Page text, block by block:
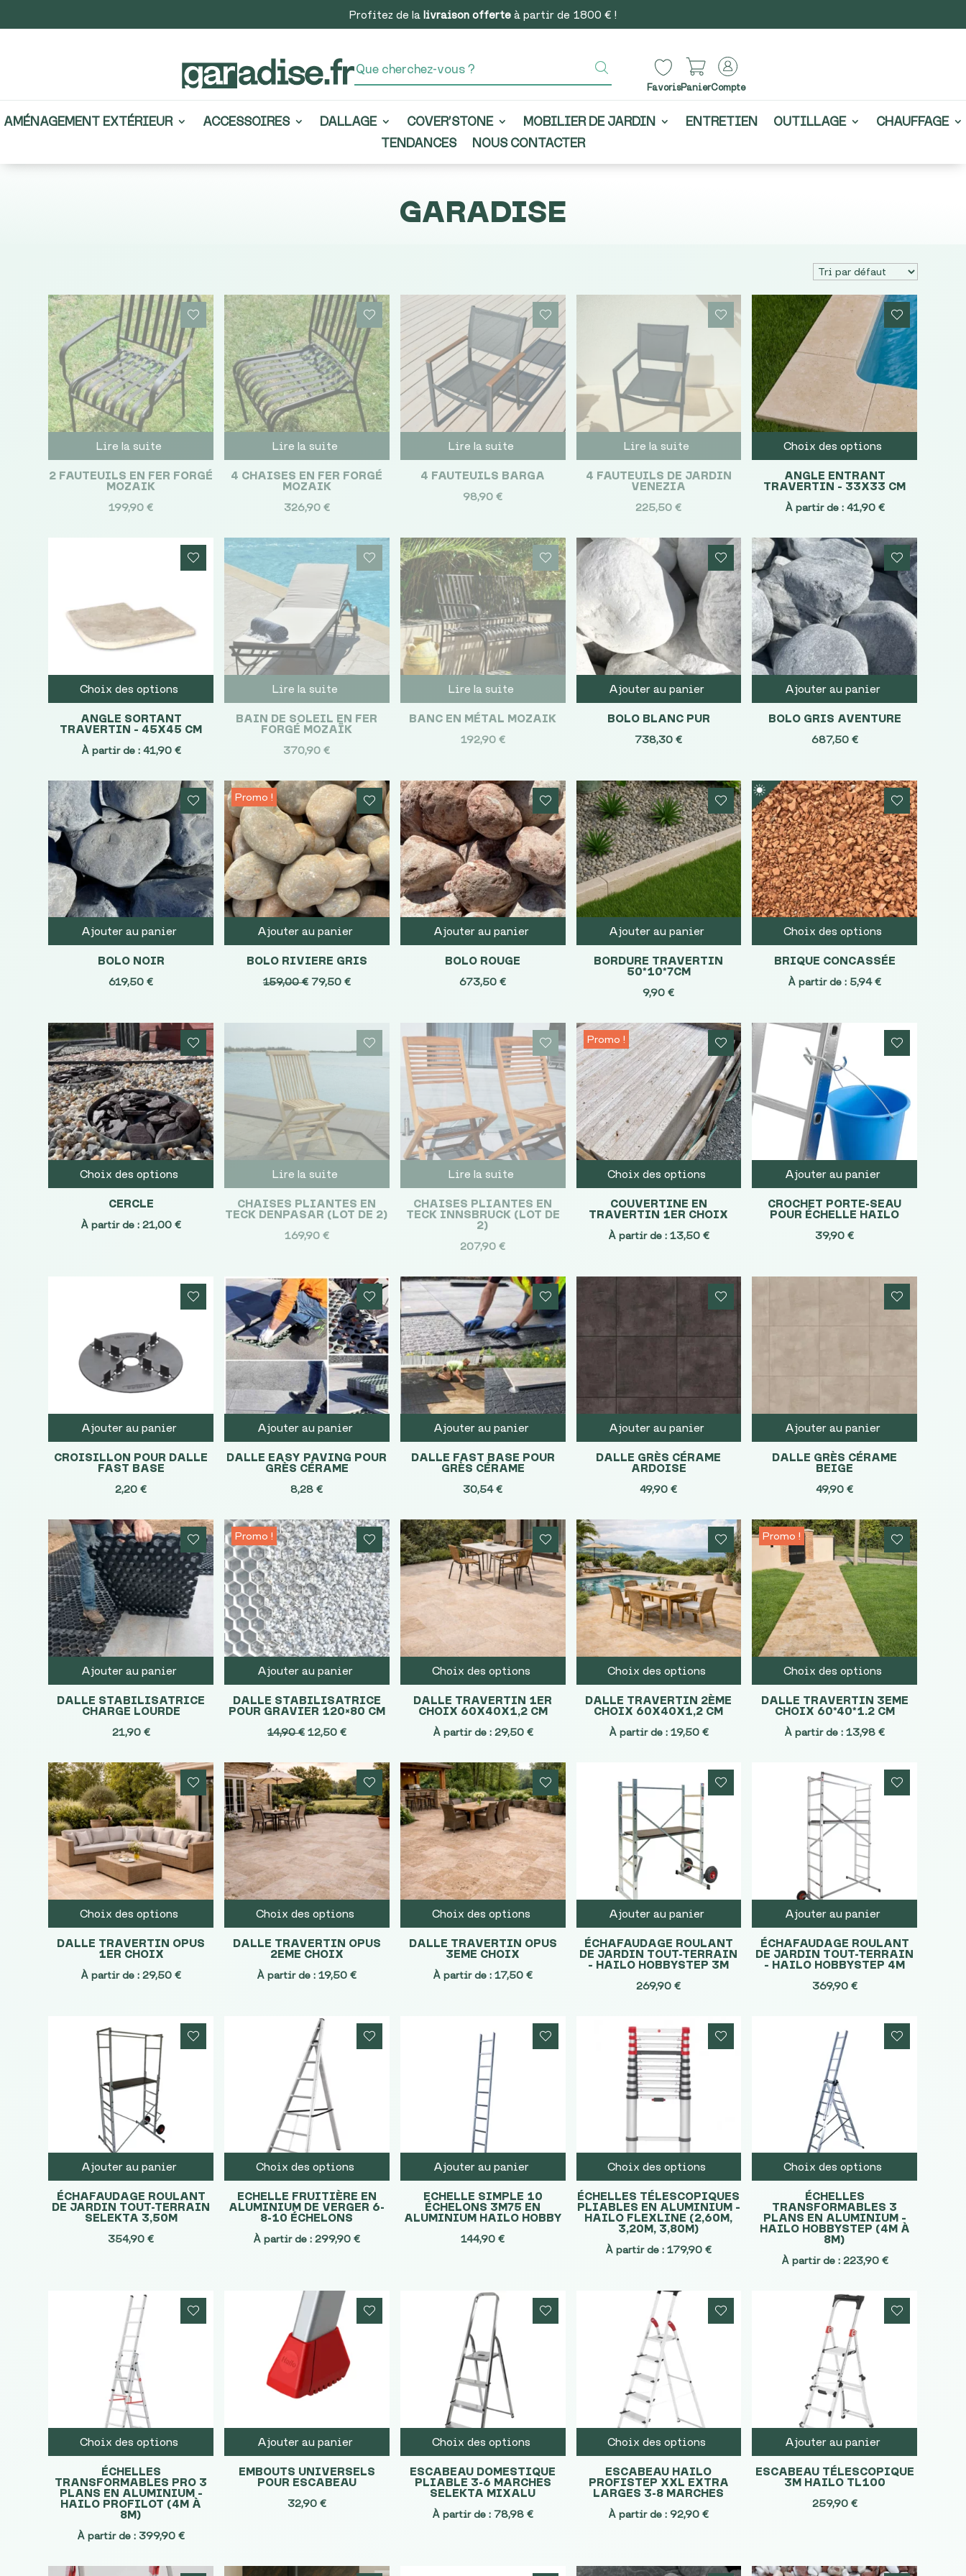
Profitez de la livraison offerte à partir de 1800 € !
FavorisPanierCompte
AMÉNAGEMENT EXTÉRIEUR ACCESSOIRES DALLAGE COVER’STONE MOBILIER DE JARDIN ENTRETIEN OUTILLAGE
CHAUFFAGE
TENDANCES
NOUS CONTACTER
GARADISE
Lire la suite
2 FAUTEUILS EN FER FORGÉ
MOZAIK
199,90€
Lire la suite
4 CHAISES EN FER FORGÉ
MOZAIK
326,90 €
Lire la suite
4 FAUTEUILS BARGA
98,90€
Lire la suite
4 FAUTEUILS DE JARDIN
VENEZIA
225,50€
Choix des options
ANGLE ENTRANT
TRAVERTIN – 33X33 CM
À partir de : 41,90 €
Choix des options
ANGLE SORTANT
TRAVERTIN – 45X45 CM
À partir de : 41,90 €
Lire la suite
BAIN DE SOLEIL EN FER
FORGÉ MOZAÏK
370,90€
Lire la suite
BANC EN MÉTAL MOZAIK
192,90 €
Ajouter au panier
BOLO BLANC PUR
738,30€
Ajouter au panier
BOLO GRIS AVENTURE
687,50 €
Ajouter au panier
BOLO NOIR
619,50€
Promo !
Ajouter au panier
BOLO RIVIERE GRIS
159,00€ Le
159,00 €.
79,50 €Le
est :
79,50 €.
Ajouter au panier
BOLO ROUGE
673,50€
Ajouter au panier
BORDURE TRAVERTIN
50*10*7CM
9,90€
Choix des options
BRIQUE CONCASSÉE
À partir de :5,94€
Choix des options
CERCLE
À partir de :21,00€
Lire la suite
CHAISES PLIANTES EN
TECK DENPASAR (LOT DE 2)
169,90 €
Lire la suite
CHAISES PLIANTES EN
TECK INNSBRUCK (LOT DE
2)
207,90€
Promo !
Choix des options
COUVERTINE EN
TRAVERTIN 1ER CHOIX
À partir de : 13,50 €
Ajouter au panier
CROCHET PORTE-SEAU
POUR ÉCHELLE HAILO
39,90€
Ajouter au panier
CROISILLON POUR DALLE
FAST BASE
2,20€
Ajouter au panier
DALLE EASY PAVING POUR
GRÈS CÉRAME
8,28€
Ajouter au panier
DALLE FAST BASE POUR
GRÈS CÉRAME
30,54€
Ajouter au panier
DALLE GRÈS CÉRAME
ARDOISE
49,90€
Ajouter au panier
DALLE GRÈS CÉRAME
BEIGE
49,90€
Ajouter au panier
DALLE STABILISATRICE
CHARGE LOURDE
21,90 €
Promo !
Ajouter au panier
DALLE STABILISATRICE
POUR GRAVIER 120×80 CM
14,90€ Le
initial
était :
14,90 €.
12,50 €Le
actuel
est :
12,50 €.
Choix des options
DALLE TRAVERTIN 1ER
CHOIX 60X40X1,2 CM
À partir de : 29,50 €
Choix des options
DALLE TRAVERTIN 2ÈME
CHOIX 60X40X1,2 CM
À partir de : 19,50 €
Promo !
Choix des options
DALLE TRAVERTIN 3EME
CHOIX 60*40*1.2 CM
À partir de :13,98€
Choix des options
DALLE TRAVERTIN OPUS
1ER CHOIX
À partir de :29,50€
Choix des options
DALLE TRAVERTIN OPUS
2EME CHOIX
À partir de :19,50€
Choix des options
DALLE TRAVERTIN OPUS
3EME CHOIX
À partir de :17,50€
Ajouter au panier
ÉCHAFAUDAGE ROULANT
DE JARDIN TOUT-TERRAIN
– HAILO HOBBYSTEP 3M
269,90€
Ajouter au panier
ÉCHAFAUDAGE ROULANT
DE JARDIN TOUT-TERRAIN
– HAILO HOBBYSTEP 4M
369,90 €
Ajouter au panier
ÉCHAFAUDAGE ROULANT
DE JARDIN TOUT-TERRAIN
SELEKTA 3,50M
354,90€
Choix des options
ECHELLE FRUITIÈRE EN
ALUMINIUM DE VERGER 6-
8-10 ÉCHELONS
À partir de :299,90€
Ajouter au panier
ECHELLE SIMPLE 10
ÉCHELONS 3M75 EN
ALUMINIUM HAILO HOBBY
144,90€
Choix des options
ÉCHELLES TÉLESCOPIQUES
PLIABLES EN ALUMINIUM –
HAILO FLEXLINE (2,60M,
3,20M, 3,80M)
À partir de :179,90€
Choix des options
ÉCHELLES
TRANSFORMABLES 3
PLANS EN ALUMINIUM –
HAILO HOBBYSTEP (4M À
8M)
À partir de : 223,90 €
Choix des options
ÉCHELLES
TRANSFORMABLES PRO 3
PLANS EN ALUMINIUM –
HAILO PROFILOT (4M À
8M)
À partir de :399,90€
Ajouter au panier
EMBOUTS UNIVERSELS
POUR ESCABEAU
32,90 €
Choix des options
ESCABEAU DOMESTIQUE
PLIABLE 3-6 MARCHES
SELEKTA MIXALU
À partir de : 78,98€
Choix des options
ESCABEAU HAILO
PROFISTEP XXL EXTRA
LARGES 3-8 MARCHES
À partir de :92,90€
Ajouter au panier
ESCABEAU TÉLESCOPIQUE
3M HAILO TL100
259,90 €